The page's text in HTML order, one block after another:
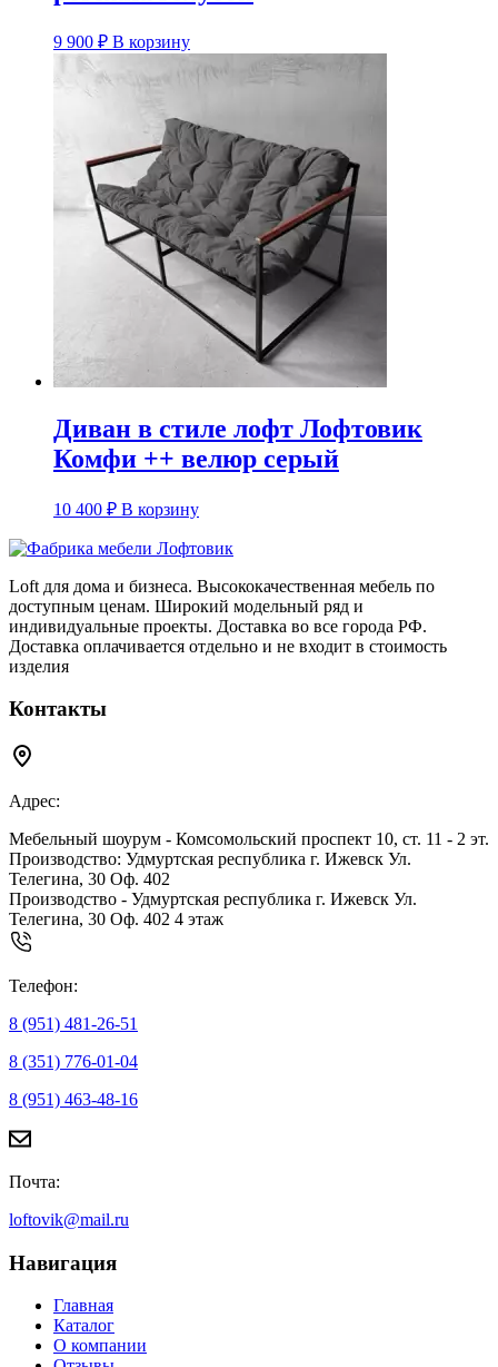
9 900 ₽ В корзину
Диван в стиле лофт Лофтовик
Комфи ++ велюр серый
10 400 ₽ В корзину
Loft для дома и бизнеса. Высококачественная мебель по
доступным ценам. Широкий модельный ряд и
индивидуальные проекты. Доставка во все города РФ.
Доставка оплачивается отдельно и не входит в стоимость
изделия
Контакты
Адрес:
Мебельный шоурум - Комсомольский проспект 10, ст. 11 - 2 эт.
Производство: Удмуртская республика г. Ижевск Ул.
Телегина, 30 Оф. 402
Производство - Удмуртская республика г. Ижевск Ул.
Телегина, 30 Оф. 402 4 этаж
Телефон:
8 (951) 481-26-51
8 (351) 776-01-04
8 (951) 463-48-16
Почта:
loftovik@mail.ru
Навигация
Главная
Каталог
О компании